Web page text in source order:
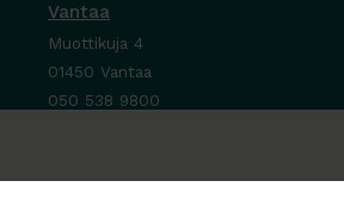
Vantaa
Muottikuja 4
01450 Vantaa
050 538 9800